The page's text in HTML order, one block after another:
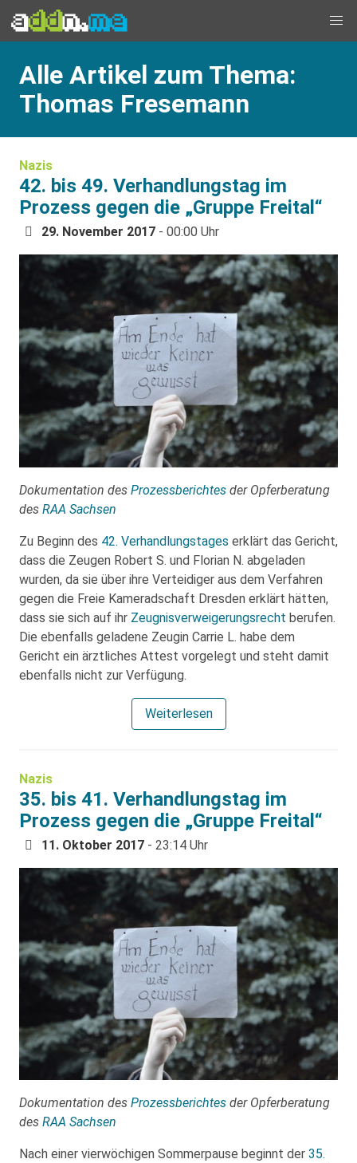
Alle Artikel zum Thema:
Thomas Fresemann
Nazis
42. bis 49. Verhandlungstag im
Prozess gegen die „Gruppe Freital“
29. November 2017 - 00:00 Uhr
Dokumentation des Prozessberichtes der Opferberatung
des RAA Sachsen
Zu Beginn des 42. Verhandlungstages erklärt das Gericht,
dass die Zeugen Robert S. und Florian N. abgeladen
wurden, da sie über ihre Verteidiger aus dem Verfahren
gegen die Freie Kameradschaft Dresden erklärt hätten,
dass sie sich auf ihr Zeugnisverweigerungsrecht berufen.
Die ebenfalls geladene Zeugin Carrie L. habe dem
Gericht ein ärztliches Attest vorgelegt und steht damit
ebenfalls nicht zur Verfügung.
Weiterlesen
Nazis
35. bis 41. Verhandlungstag im
Prozess gegen die „Gruppe Freital“
11. Oktober 2017 - 23:14 Uhr
Dokumentation des Prozessberichtes der Opferberatung
des RAA Sachsen
Nach einer vierwöchigen Sommerpause beginnt der 35.